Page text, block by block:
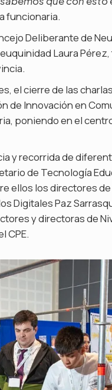
funcionaria.
Deliberante de
Laura
el cierre de las
de Innovación en
poniendo en el
y recorrida de
de Tecnología
ellos los directores
Digitales Paz
y directoras de
CPE.